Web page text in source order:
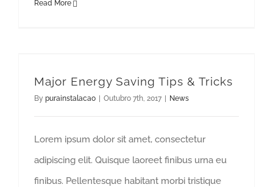
Read More
Major Energy Saving Tips & Tricks
By purainstalacao Outubro 7th, 2017 News
Lorem ipsum dolor sit amet, consectetur
adipiscing elit. Quisque laoreet finibus urna eu
finibus. Pellentesque habitant morbi tristique